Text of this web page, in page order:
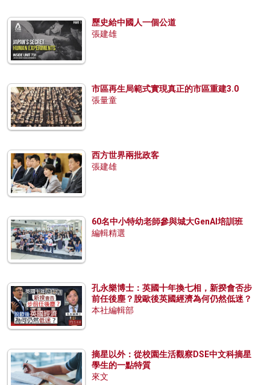
歷史給中國人一個公道
張建雄
市區再生局範式實現真正的市區重建3.0
張量童
西方世界兩批政客
張建雄
60名中小特幼老師參與城大GenAI培訓班
編輯精選
孔永樂博士：英國十年換七相，新揆會否步
前任後塵？脫歐後英國經濟為何仍然低迷？
本社編輯部
摘星以外：從校園生活觀察DSE中文科摘星
學生的一點特質
來文